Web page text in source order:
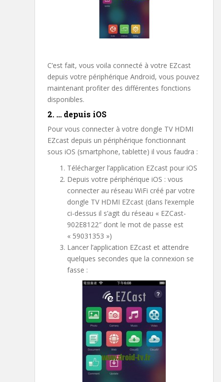
C’est fait, vous voila connecté à votre EZcast
depuis votre périphérique Android, vous pouvez
maintenant profiter des différentes fonctions
disponibles.
2. … depuis iOS
Pour vous connecter à votre dongle TV HDMI
EZcast depuis un périphérique fonctionnant
sous iOS (smartphone, tablette) il vous faudra :
Télécharger l’application EZcast pour iOS
Depuis votre périphérique iOS : vous
connecter au réseau WiFi créé par votre
dongle TV HDMI EZcast (dans l’exemple
ci-dessus il s’agit du réseau « EZCast-
902E8122″ dont le mot de passe est
« 59031353 »)
Lancer l’application EZcast et attendre
quelques secondes que la connexion se
fasse :